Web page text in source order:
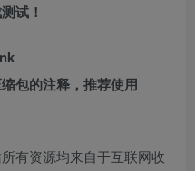
试！
包的注释，推荐使用
有资源均来自于互联网收